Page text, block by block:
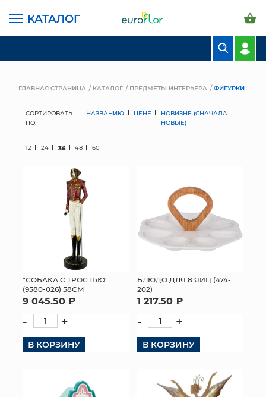
КАТАЛОГ
ГРУНТЫ И УДОБРЕНИЯ
ПРЕДМЕТЫ ИНТЕРЬЕРА
МЯГКИЕ ИГРУШКИ
КОРЗИНЫ
ЯЩИКИ
ИСКУССТВЕННЫЕ ЦВЕТЫ
ГЛАВНАЯ СТРАНИЦА КАТАЛОГ ПРЕДМЕТЫ ИНТЕРЬЕРА ФИГУРКИ
СОРТИРОВАТЬ
ПО:
НАЗВАНИЮ ЦЕНЕ
НОВИЗНЕ (СНАЧАЛА
НОВЫЕ)
12 24 36 48 60
"СОБАКА С ТРОСТЬЮ"
(9580-026) 58СМ
9 045.50 ₽
- +
В КОРЗИНУ
БЛЮДО ДЛЯ 8 ЯИЦ (474-
202)
1 217.50 ₽
- +
В КОРЗИНУ